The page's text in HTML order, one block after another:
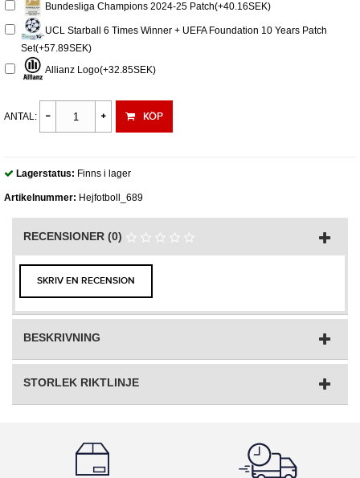
Bundesliga Champions 2024-25 Patch(+40.16SEK)
UCL Starball 6 Times Winner + UEFA Foundation 10 Years Patch
Set(+57.89SEK)
Allianz Logo(+32.85SEK)
ANTAL: KÖP
Lagerstatus: Finns i lager
Artikelnummer: Hejfotboll_689
RECENSIONER (0)
SKRIV EN RECENSION
BESKRIVNING
STORLEK RIKTLINJE